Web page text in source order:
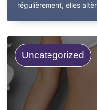
régulièrement, elles
Uncategorized